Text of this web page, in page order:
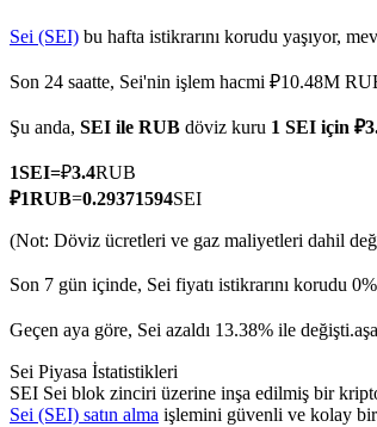
COIN-M Vadeli İşlemleri
Kripto Para Vadeli İşlemleri
Hisse senetleri, döviz, değerli metaller ve
Sei (SEI) bu hafta istikrarını korudu yaşıyor,
Son 24 saatte, Sei'nin işlem hacmi ₽10.48M
Şu anda, SEI ile RUB döviz kuru 1 SEI için
1SEI=₽3.4RUB
₽1RUB=0.29371594SEI
(Not: Döviz ücretleri ve gaz maliyetleri dahil
Son 7 gün içinde, Sei fiyatı istikrarını korudu
Geçen aya göre, Sei azaldı 13.38% ile
Sei Piyasa İstatistikleri
SEI Sei blok zinciri üzerine inşa edilmiş bir
Sei (SEI) satın alma işlemini güvenli ve kolay bir